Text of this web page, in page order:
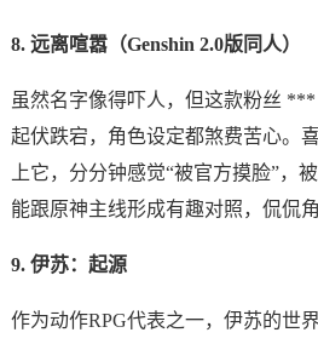
8. 远离喧嚣（Genshin 2.0版同人）
虽然名字像得吓人，但这款粉丝
起伏跌宕，角色设定都煞费苦心。
上它，分分钟感觉“被官方摸脸”，
能跟原神主线形成有趣对照，侃侃
9. 伊苏：起源
作为动作RPG代表之一，伊苏的世